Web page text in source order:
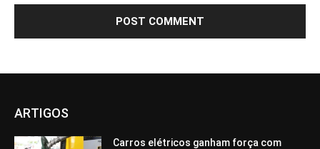
ARTIGOS
Carros elétricos ganham força com